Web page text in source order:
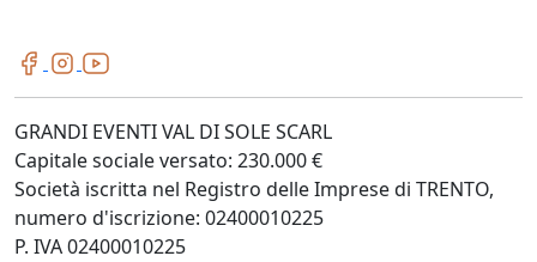
GRANDI EVENTI VAL DI SOLE SCARL
Capitale sociale versato: 230.000 €
Società iscritta nel Registro delle Imprese di TRENTO,
numero d'iscrizione: 02400010225
P. IVA 02400010225